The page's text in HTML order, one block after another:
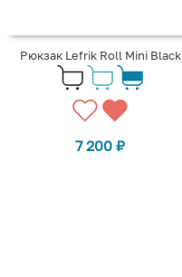
Рюкзак Lefrik Roll Mini Black
7 200 ₽